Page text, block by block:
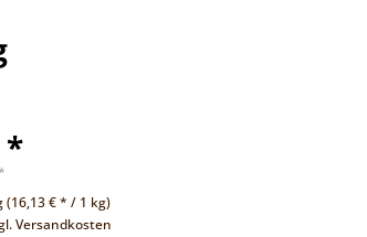
*
(16,13 € * / 1 kg)
Versandkosten